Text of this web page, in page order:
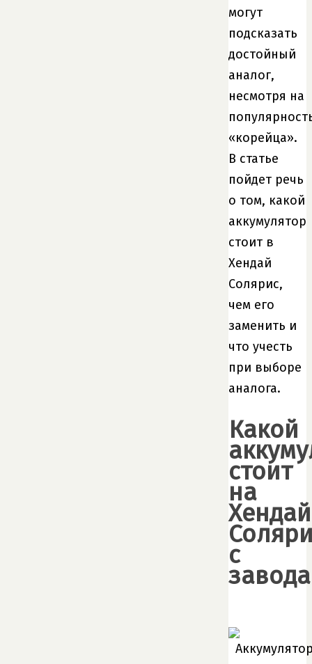
могут
подсказать
достойный
аналог,
несмотря на
«корейца».
В статье
пойдет речь
о том, какой
аккумулятор
стоит в
Хендай
Солярис,
чем его
заменить и
что учесть
при выборе
аналога.
Какой
стоит
на
Хендай
с
завода